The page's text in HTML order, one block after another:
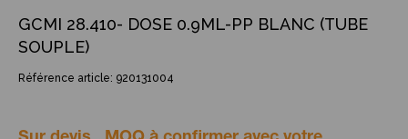
GCMI 28.410- DOSE 0.9ML-PP BLANC (TUBE
SOUPLE)
Référence article: 920131004